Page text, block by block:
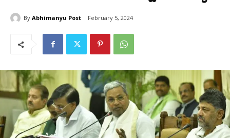
By Abhimanyu Post February 5, 2024